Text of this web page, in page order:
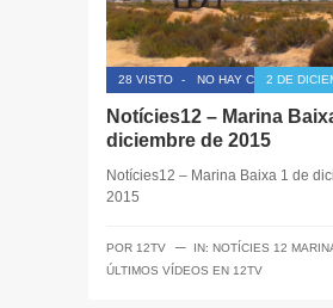
28 VISTO - NO HAY COMENTARIOS
2 DE
Notícies12 – Marina
diciembre de 2015
Notícies12 – Marina Baixa 1 de
2015
POR 12TV ─ IN: NOTÍCIES 12
ÚLTIMOS VÍDEOS EN 12TV